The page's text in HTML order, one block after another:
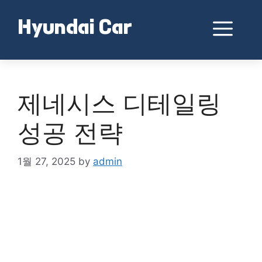
contentHyundai Car
제네시스 디테일링
성공 전략
1월 27, 2025 by admin